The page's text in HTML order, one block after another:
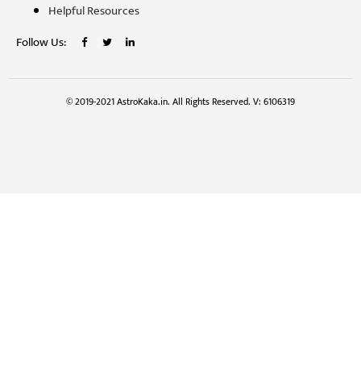
Helpful Resources
Follow Us:
© 2019-2021 AstroKaka.in. All Rights Reserved. V: 6106319